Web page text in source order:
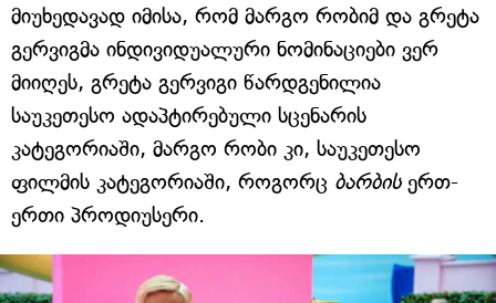
მიუხედავად იმისა, რომ მარგო რობიმ და გრეტა
გერვიგმა ინდივიდუალური ნომინაციები ვერ
მიიღეს, გრეტა გერვიგი წარდგენილია
საუკეთესო ადაპტირებული სცენარის
კატეგორიაში, მარგო რობი კი, საუკეთესო
ფილმის კატეგორიაში, როგორც ბარბისერთ-
ერთი პროდიუსერი.